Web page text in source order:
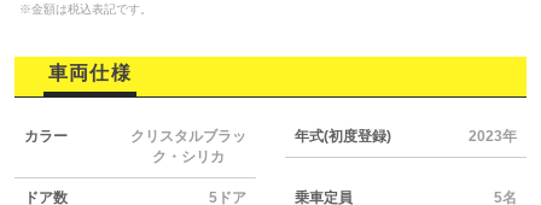
※金額は税込表記です。
車両仕様
カラー
クリスタルブラッ
ク・シリカ
年式(初度登録) 2023年
ドア数 5ドア 乗車定員 5名